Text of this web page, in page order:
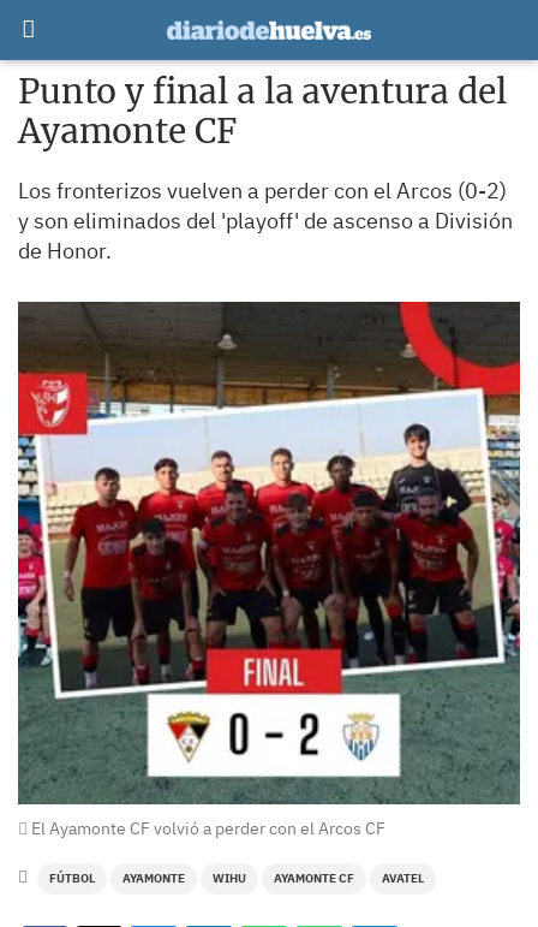
Punto y final a la aventura del
Ayamonte CF
Los fronterizos vuelven a perder con el Arcos (0-2)
y son eliminados del 'playoff' de ascenso a División
de Honor.
El Ayamonte CF volvió a perder con el Arcos CF
FÚTBOL AYAMONTE WIHU AYAMONTE CF AVATEL